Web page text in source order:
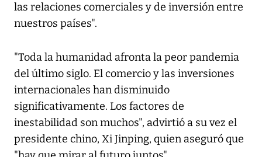
las relaciones comerciales y de inversión entre
nuestros países".
"Toda la humanidad afronta la peor pandemia
del último siglo. El comercio y las inversiones
internacionales han disminuido
significativamente. Los factores de
inestabilidad son muchos", advirtió a su vez el
presidente chino, Xi Jinping, quien aseguró que